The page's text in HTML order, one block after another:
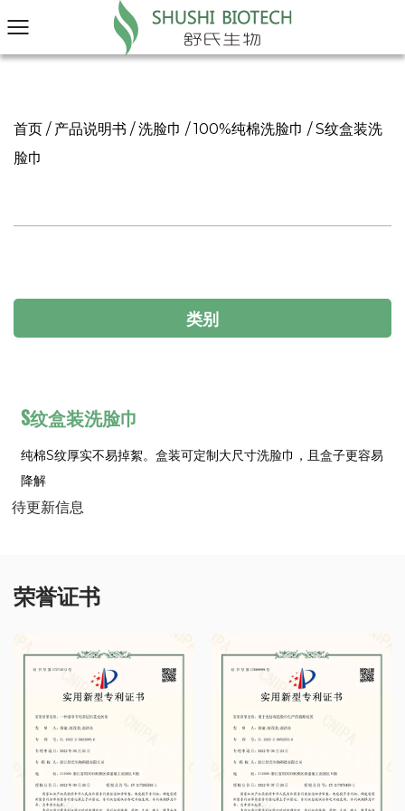
首页 / 产品说明书 /洗脸巾 /100%纯棉洗脸巾 /S纹盒装洗
脸巾
类别
S纹盒装洗脸巾
纯棉S纹厚实不易掉絮。盒装可定制大尺寸洗脸巾，且盒子更容易
降解
待更新信息
荣誉证书